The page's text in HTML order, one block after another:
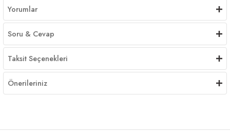
Yorumlar
Soru & Cevap
Taksit Seçenekleri
Önerileriniz